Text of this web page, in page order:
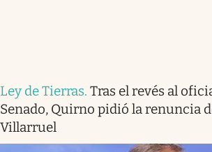
Ley de Tierras. Tras el revés al
Senado, Quirno pidió la renuncia
Villarruel